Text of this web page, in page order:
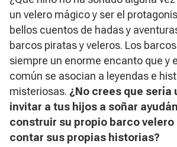
un velero mágico y ser el
bellos cuentos de hadas y
barcos piratas y veleros. Los
siempre un enorme encanto que y
común se asocian a leyendas e
misteriosas. ¿No crees que sería
invitar a tus hijos a soñar
construir su propio barco velero
contar sus propias historias?